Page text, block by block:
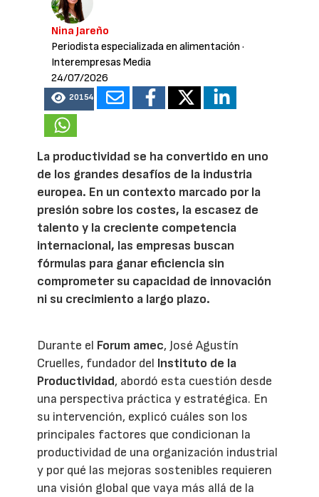
Nina Jareño
Periodista especializada en alimentación ·
Interempresas Media
24/07/2026
20154
La productividad se ha convertido en uno
de los grandes desafíos de la industria
europea. En un contexto marcado por la
presión sobre los costes, la escasez de
talento y la creciente competencia
internacional, las empresas buscan
fórmulas para ganar eficiencia sin
comprometer su capacidad de innovación
ni su crecimiento a largo plazo.
Durante el Forum amec, José Agustín
Cruelles, fundador del Instituto de la
Productividad, abordó esta cuestión desde
una perspectiva práctica y estratégica. En
su intervención, explicó cuáles son los
principales factores que condicionan la
productividad de una organización industrial
y por qué las mejoras sostenibles requieren
una visión global que vaya más allá de la